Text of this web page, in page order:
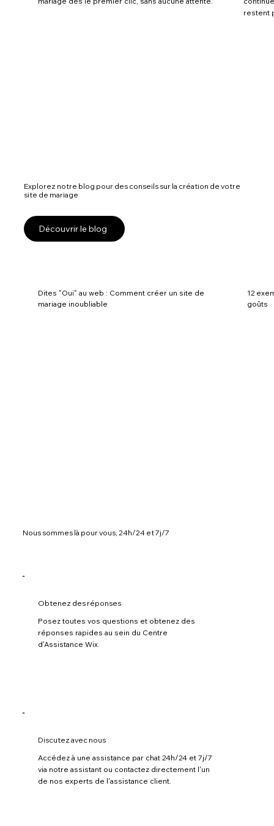
restent
Explorez notre blog pour des conseils sur la création de votre
site de mariage
Découvrir le blog
Dites "Oui" au web : Comment créer un site de
mariage inoubliable
12
goûts
Nous sommes là pour vous, 24h/24 et 7j/7
Obtenez des réponses
Posez toutes vos questions et obtenez des
réponses rapides au sein du Centre
d'Assistance Wix.
Discutez avec nous
Accédez à une assistance par chat 24h/24 et 7j/7
via notre assistant ou contactez directement l'un
de nos experts de l'assistance client.